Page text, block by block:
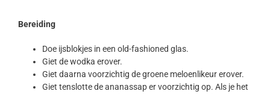
Bereiding
Doe ijsblokjes in een old-fashioned glas.
Giet de wodka erover.
Giet daarna voorzichtig de groene meloenlikeur erover.
Giet tenslotte de ananassap er voorzichtig op. Als je het